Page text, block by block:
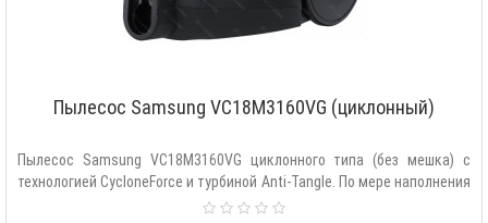
Пылесос Samsung VC18M3160VG (циклонный)
Пылесос Samsung VC18M3160VG циклонного типа (без мешка) с
технологией CycloneForce и турбиной Anti-Tangle. По мере наполнения